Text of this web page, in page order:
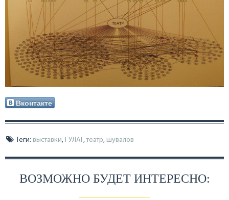
Вконтакте
Теги: выставки, ГУЛАГ,театр, шувалов
ВОЗМОЖНО БУДЕТ ИНТЕРЕСНО: